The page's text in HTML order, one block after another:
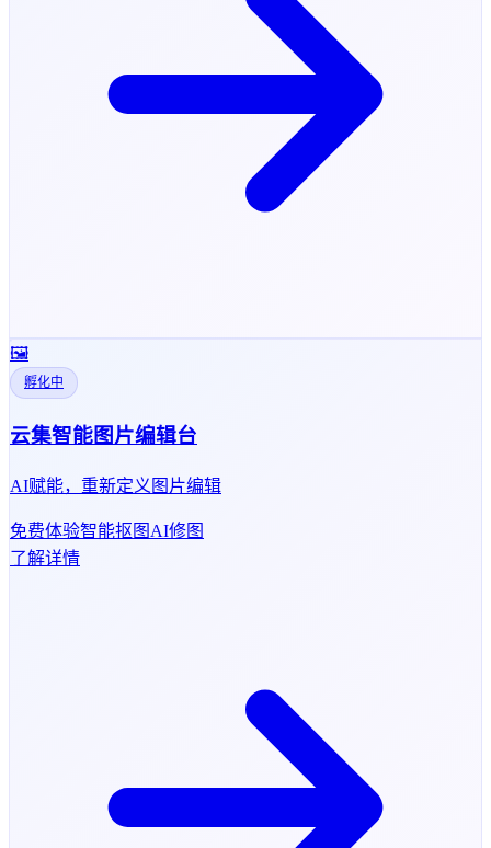
🖼️
孵化中
云集智能图片编辑台
AI赋能，重新定义图片编辑
免费体验智能抠图 AI修图
了解详情